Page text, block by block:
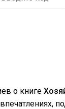
о книге